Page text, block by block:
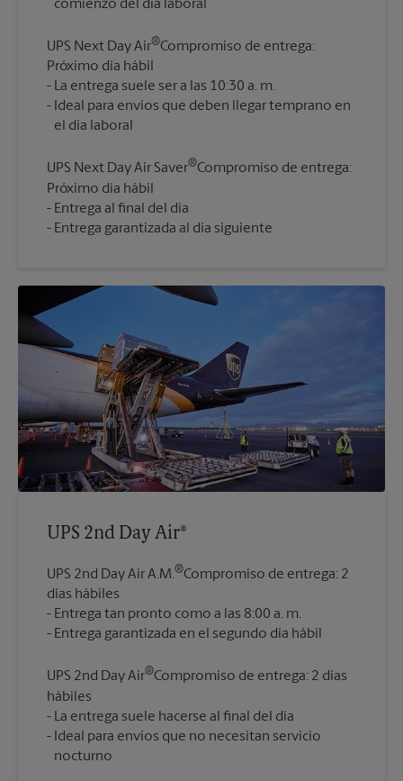
UPS Next Day Air®Compromiso de entrega:
Próximo día hábil
La entrega suele ser a las 10:30 a. m.
Ideal para envíos que deben llegar temprano en
UPS Next Day Air Saver®Compromiso de entrega:
Próximo día hábil
Entrega al final del día
Entrega garantizada al día siguiente
UPS 2nd Day Air®
UPS 2nd Day Air A.M.®Compromiso de entrega: 2
días hábiles
Entrega tan pronto como a las 8:00 a. m.
UPS 2nd Day Air®Compromiso de entrega: 2 días
hábiles
La entrega suele hacerse al final del día
Ideal para envíos que no necesitan servicio